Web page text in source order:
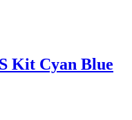
Kit Cyan Blue